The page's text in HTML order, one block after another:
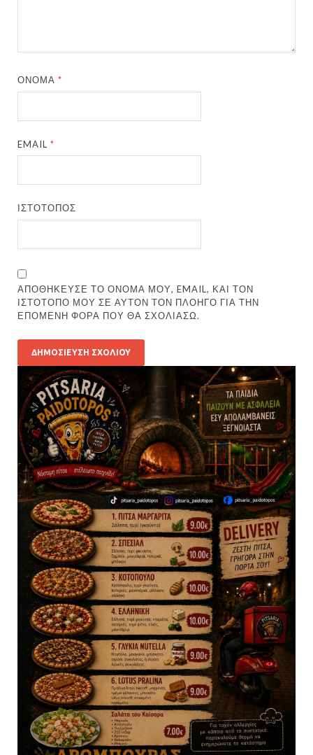
ΌΝΟΜΑ*
EMAIL*
ΙΣΤΌΤΟΠΟΣ
ΑΠΟΘΉΚΕΥΣΕ ΤΟ ΌΝΟΜΆ ΜΟΥ, EMAIL, ΚΑΙ ΤΟΝ
ΙΣΤΌΤΟΠΟ ΜΟΥ ΣΕ ΑΥΤΌΝ ΤΟΝ ΠΛΟΗΓΌ ΓΙΑ ΤΗΝ
ΕΠΌΜΕΝΗ ΦΟΡΆ ΠΟΥ ΘΑ ΣΧΟΛΙΆΣΩ.